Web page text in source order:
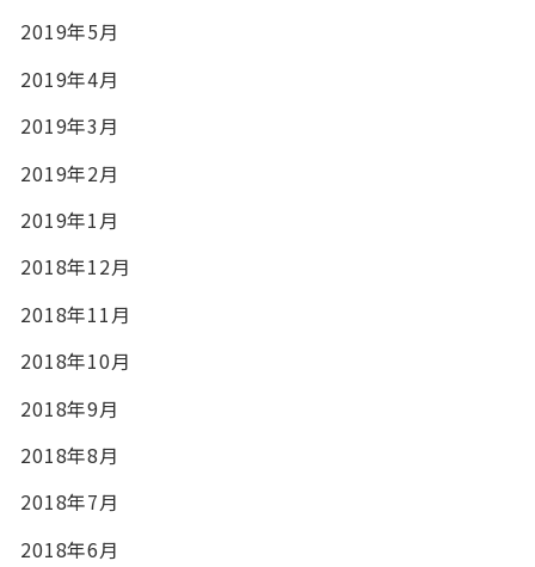
2019年5月
2019年4月
2019年3月
2019年2月
2019年1月
2018年12月
2018年11月
2018年10月
2018年9月
2018年8月
2018年7月
2018年6月